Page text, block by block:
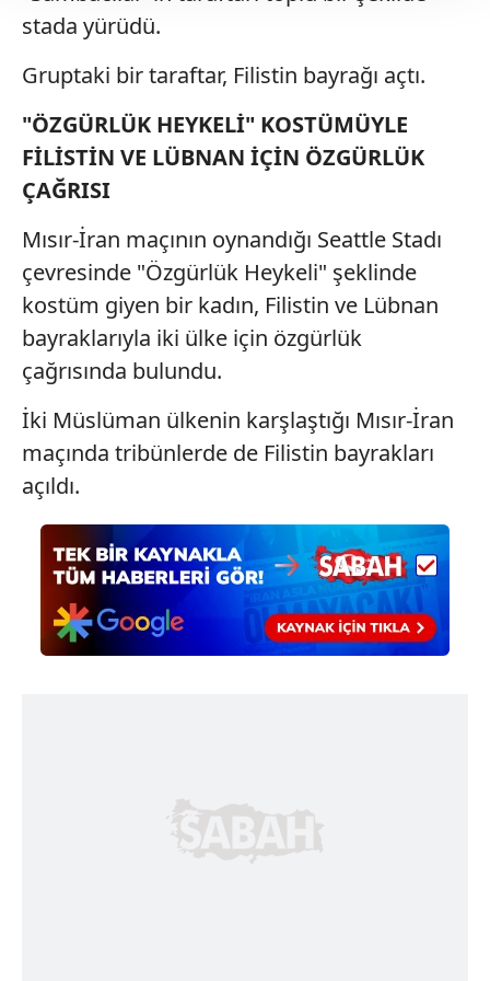
takdirde, kullanıcılara hedefli reklamlar
Sitemizde kendimize ve üçüncü kişilere ait çerezler
kullanılmaktadır. Bu çerezler vasıtasıyla çeşitli kişisel
verileriniz işlenmekte olup gerekli olan çerezler bilgi
toplumu hizmetlerinin sunulması amacıyla
kullanılmaktadır. Diğer çerezler, sitemizin daha işlevsel
kılınması ve kişiselleştirilmesi ve sizlere yönelik
reklam/pazarlama faaliyetlerinin yapılması, amaçlarıyla
sınırlı olarak açık rızanız dahilinde kullanılacaktır.
Çerezlere ilişkin tercihlerinizi aşağıda yer alan panel
için Ayarlar butonuna tıklayabilir,Çerez Bilgilendirme
Metnimiziziyaret edebilirsiniz.
6698 sayılı Kişisel Verilerin Korunması Kanunu uyarınca
hazırlanmış Aydınlatma Metnimizi okumak ve sitemizde
ilgili mevzuata uygun olarak kullanılan çerezlerle ilgili bilgi
almak için lütfentıklayınız.
stada yürüdü.
Gruptaki bir taraftar, Filistin bayrağı açtı.
"ÖZGÜRLÜK HEYKELİ" KOSTÜMÜYLE
FİLİSTİN VE LÜBNAN İÇİN ÖZGÜRLÜK
ÇAĞRISI
Mısır-İran maçının oynandığı Seattle Stadı
çevresinde "Özgürlük Heykeli" şeklinde
kostüm giyen bir kadın, Filistin ve Lübnan
bayraklarıyla iki ülke için özgürlük
çağrısında bulundu.
İki Müslüman ülkenin karşlaştığı Mısır-İran
maçında tribünlerde de Filistin bayrakları
açıldı.